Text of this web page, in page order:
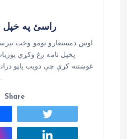
راسئ په خپل
اوس دمستعارو نومو وخت
پخپل نامه ږغ وکړي
غوښتنه کړې چې دويب پاڼو
ته
Share